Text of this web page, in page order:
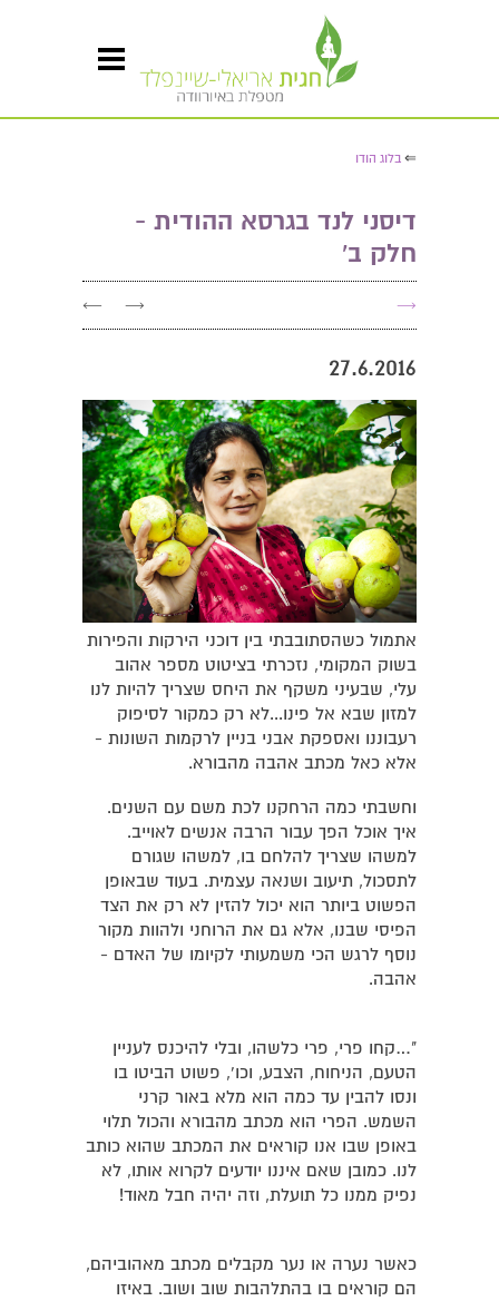
⇐ בלוג הודו
דיסני לנד בגרסא ההודית -
חלק ב'
→
→
←
27.6.2016
אתמול כשהסתובבתי בין דוכני הירקות והפירות
בשוק המקומי, נזכרתי בציטוט מספר אהוב
עלי, שבעיני משקף את היחס שצריך להיות לנו
למזון שבא אל פינו...לא רק כמקור לסיפוק
רעבוננו ואספקת אבני בניין לרקמות השונות -
אלא כאל מכתב אהבה מהבורא.
וחשבתי כמה הרחקנו לכת משם עם השנים.
איך אוכל הפך עבור הרבה אנשים לאוייב.
למשהו שצריך להלחם בו, למשהו שגורם
לתסכול, תיעוב ושנאה עצמית. בעוד שבאופן
הפשוט ביותר הוא יכול להזין לא רק את הצד
הפיסי שבנו, אלא גם את הרוחני ולהוות מקור
נוסף לרגש הכי משמעותי לקיומו של האדם -
אהבה.
"…קחו פרי, פרי כלשהו, ובלי להיכנס לעניין
הטעם, הניחוח, הצבע, וכו', פשוט הביטו בו
ונסו להבין עד כמה הוא מלא באור קרני
השמש. הפרי הוא מכתב מהבורא והכול תלוי
באופן שבו אנו קוראים את המכתב שהוא כותב
לנו. כמובן שאם איננו יודעים לקרוא אותו, לא
נפיק ממנו כל תועלת, וזה יהיה חבל מאוד!
כאשר נערה או נער מקבלים מכתב מאהוביהם,
הם קוראים בו בהתלהבות שוב ושוב. באיזו